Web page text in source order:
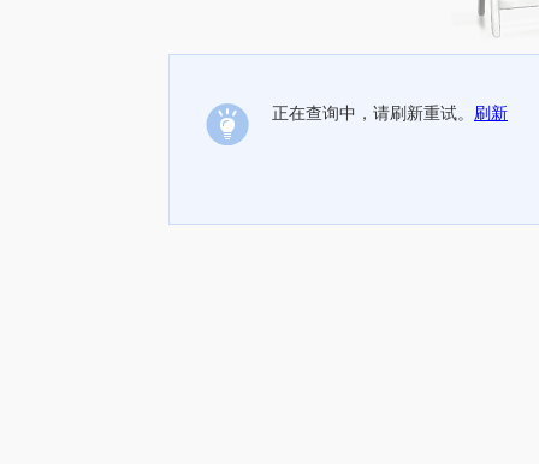
正在查询中，请刷新重试。 刷新